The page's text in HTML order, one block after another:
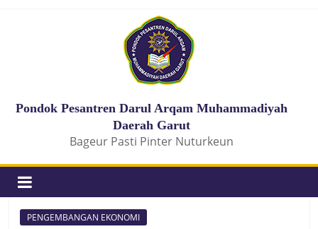
Pondok Pesantren Darul Arqam Muhammadiyah
Daerah Garut
Bageur Pasti Pinter Nuturkeun
PENGEMBANGAN EKONOMI